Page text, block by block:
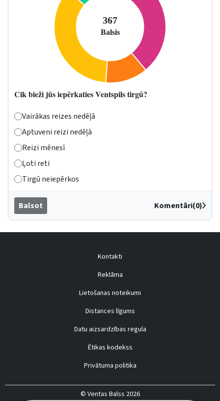
Cik bieži jūs iepērkaties Ventspils tirgū?
Vairākas reizes nedēļā
Aptuveni reizi nedēļā
Reizi mēnesī
Ļoti reti
Tirgū neiepērkos
Balsot Komentāri(0)
Kontakti
Reklāma
Lietošanas noteikumi
Distances līgums
Datu aizsardzības regula
Ētikas kodekss
Privātuma politika
© Ventas Balss 2026